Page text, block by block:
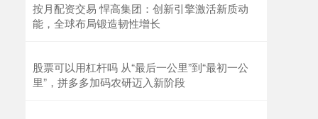
按月配资交易 悍高集团：创新引擎激活新质动
能，全球布局锻造韧性增长
股票可以用杠杆吗 从“最后一公里”到“最初一公
里”，拼多多加码农研迈入新阶段